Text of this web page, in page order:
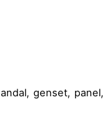
genset, panel,